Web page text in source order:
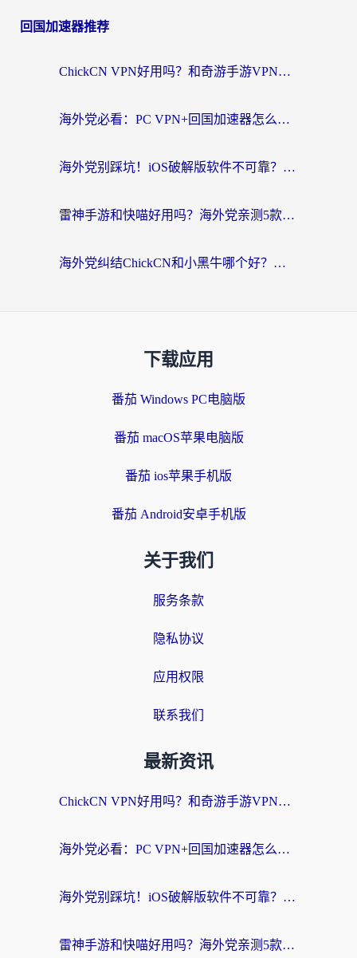
回国加速器推荐
ChickCN VPN好用吗？和奇游手游VPN对比哪个回国效果更好？海外党亲测实用指南
海外党必看：PC VPN+回国加速器怎么选？无缝访问国内资源全攻略
海外党别踩坑！iOS破解版软件不可靠？教你选对回国加速器无缝看国内资源
雷神手游和快喵好用吗？海外党亲测5款回国加速器，附斧牛Bling对比+微信视频号解决办法
海外党纠结ChickCN和小黑牛哪个好？一篇帮你选对回国加速器的实用指南
下载应用
番茄 Windows PC电脑版
番茄 macOS苹果电脑版
番茄 ios苹果手机版
番茄 Android安卓手机版
关于我们
服务条款
隐私协议
应用权限
联系我们
最新资讯
ChickCN VPN好用吗？和奇游手游VPN对比哪个回国效果更好？海外党亲测实用指南
海外党必看：PC VPN+回国加速器怎么选？无缝访问国内资源全攻略
海外党别踩坑！iOS破解版软件不可靠？教你选对回国加速器无缝看国内资源
雷神手游和快喵好用吗？海外党亲测5款回国加速器，附斧牛Bling对比+微信视频号解决办法